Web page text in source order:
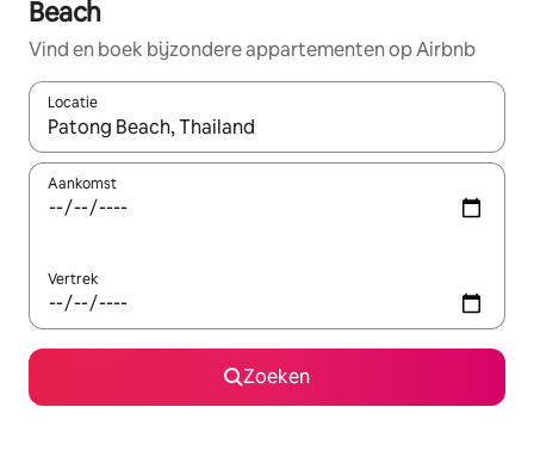
Beach
Vind en boek bijzondere appartementen op Airbnb
Locatie
Wanneer er resultaten beschikbaar zijn, maak je een keuze
Aankomst
Vertrek
Zoeken